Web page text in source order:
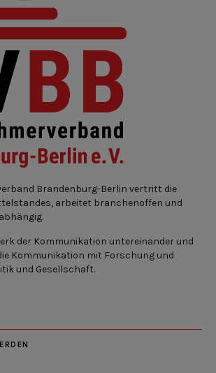
Brandenburg-Berlin vertritt die
arbeitet branchenoffen und
der Kommunikation untereinander und
Kommunikation mit Forschung und
und Gesellschaft.